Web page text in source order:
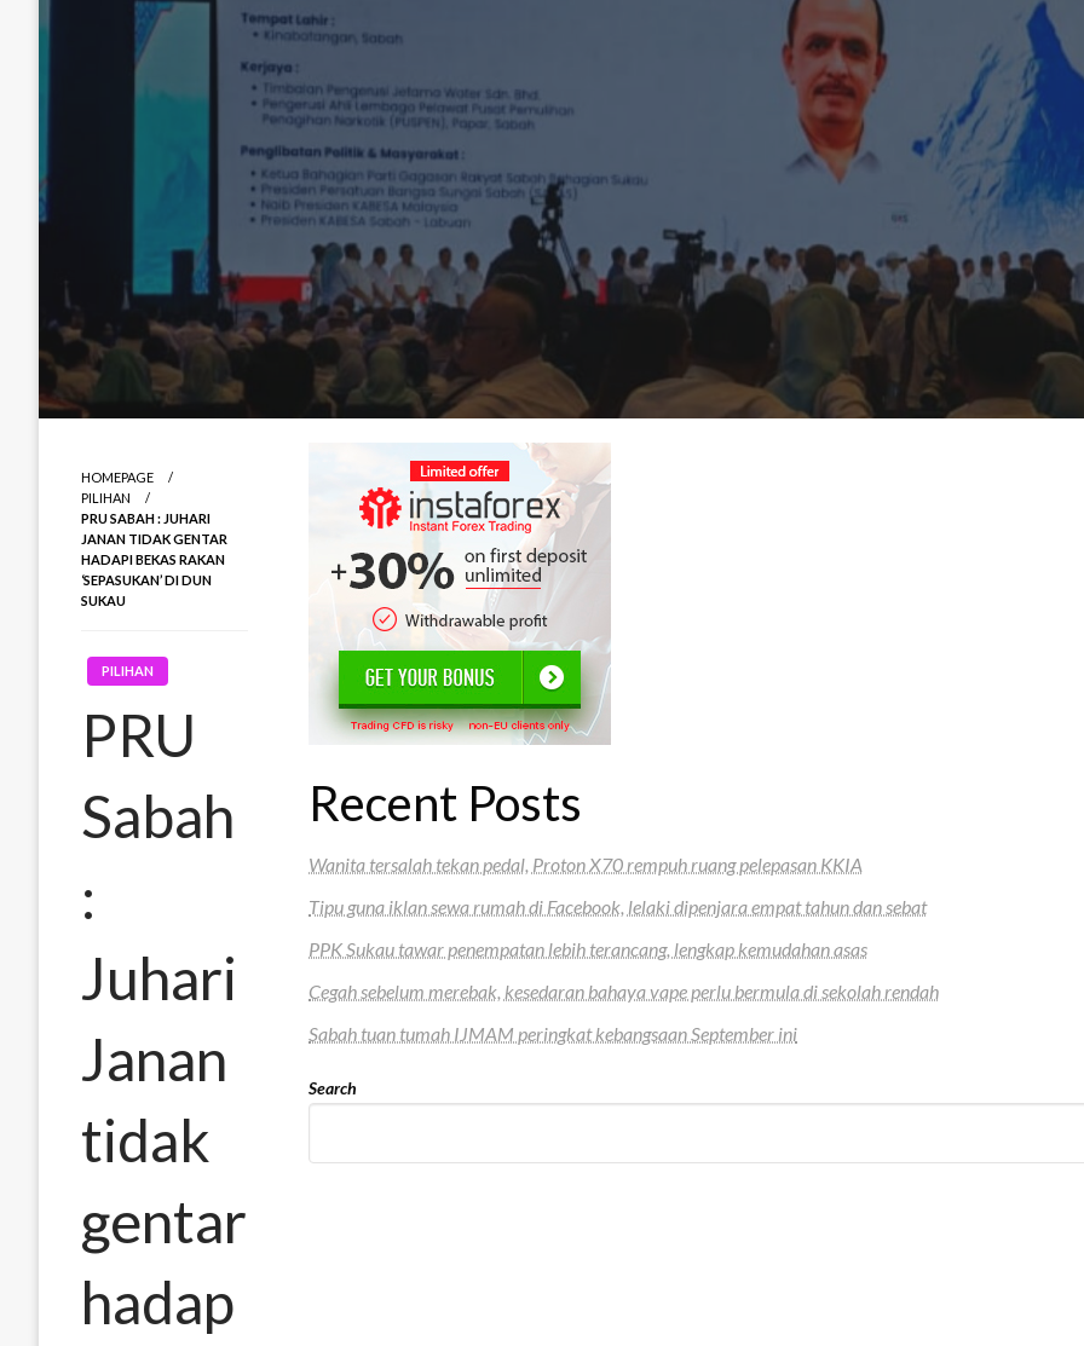
HOMEPAGE
PILIHAN
PRU SABAH : JUHARI
JANAN TIDAK GENTAR
HADAPI BEKAS RAKAN
‘SEPASUKAN’ DI DUN
SUKAU
PILIHAN
PRU
Sabah
:
Juhari
Janan
tidak
gentar
hadap
Recent Posts
Wanita tersalah tekan pedal, Proton X70 rempuh ruang pelepasan KKIA
Tipu guna iklan sewa rumah di Facebook, lelaki dipenjara empat tahun dan sebat
PPK Sukau tawar penempatan lebih terancang, lengkap kemudahan asas
Cegah sebelum merebak, kesedaran bahaya vape perlu bermula di sekolah rendah
Sabah tuan tumah IJMAM peringkat kebangsaan September ini
Search